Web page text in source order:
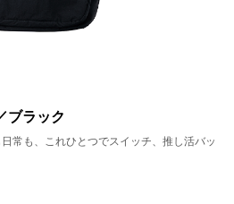
ブラック
常も、これひとつでスイッチ、推し活バッ